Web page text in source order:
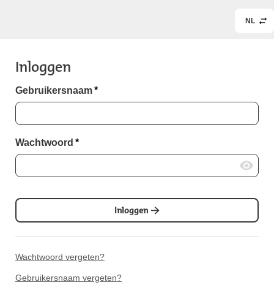
NL
Inloggen
Gebruikersnaam*
Wachtwoord *
Inloggen
Wachtwoord vergeten?
Gebruikersnaam vergeten?